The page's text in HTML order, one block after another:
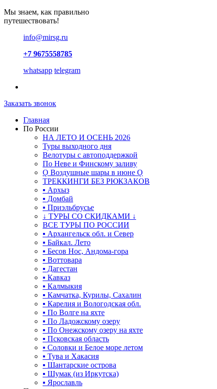
Мы знаем, как правильно
путешествовать!
info@mirsg.ru
+7 9675558785
whatsapp telegram
Заказать звонок
Главная
По России
НА ЛЕТО И ОСЕНЬ 2026
Туры выходного дня
Велотуры с автоподдержкой
По Неве и Финскому заливу
Ǫ Воздушные шары в июне Ǫ
ТРЕККИНГИ БЕЗ РЮКЗАКОВ
▪ Архыз
▪ Домбай
▪ Приэльбрусье
↓ ТУРЫ СО СКИДКАМИ ↓
ВСЕ ТУРЫ ПО РОССИИ
▪ Архангельск обл. и Север
▪ Байкал. Лето
▪ Бесов Нос, Андома-гора
▪ Воттовара
▪ Дагестан
▪ Кавказ
▪ Калмыкия
▪ Камчатка, Курилы, Сахалин
▪ Карелия и Вологодская обл.
▪ По Волге на яхте
▪ По Ладожскому озеру
▪ По Онежскому озеру на яхте
▪ Псковская область
▪ Соловки и Белое море летом
▪ Тува и Хакасия
▪ Шантарские острова
▪ Шумак (из Иркутска)
▪ Ярославль